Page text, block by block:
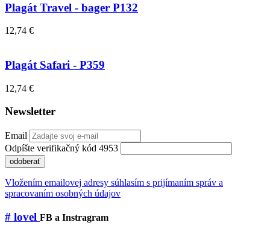
Plagát Travel - bager P132
12,74 €
Plagát Safari - P359
12,74 €
Newsletter
Email
Odpíšte verifikačný kód 4953
odoberať
Vložením emailovej adresy súhlasím s prijímaním správ a
spracovaním osobných údajov
# lovel FB a Instragram